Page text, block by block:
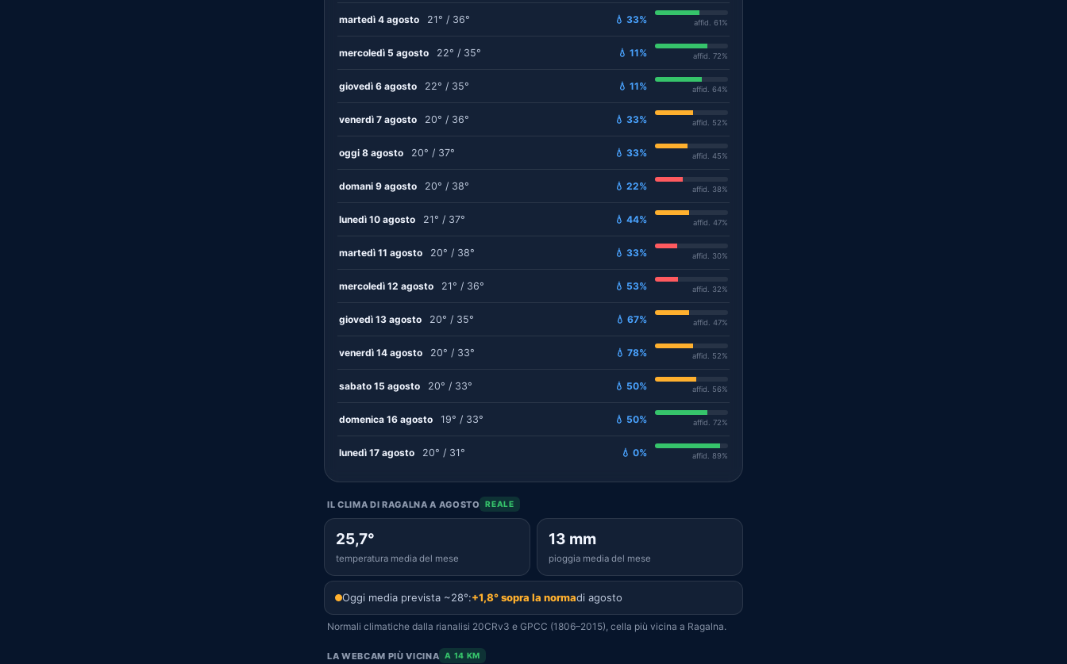
martedì 4 agosto 21° / 36° 💧 33% affid. 61%
mercoledì 5 agosto 22° / 35° 💧 11% affid. 72%
giovedì 6 agosto 22° / 35° 💧 11% affid. 64%
venerdì 7 agosto 20° / 36° 💧 33% affid. 52%
oggi 8 agosto 20° / 37° 💧 33% affid. 45%
domani 9 agosto 20° / 38° 💧 22% affid. 38%
lunedì 10 agosto 21° / 37° 💧 44% affid. 47%
martedì 11 agosto 20° / 38° 💧 33% affid. 30%
mercoledì 12 agosto 21° / 36° 💧 53% affid. 32%
giovedì 13 agosto 20° / 35° 💧 67% affid. 47%
venerdì 14 agosto 20° / 33° 💧 78% affid. 52%
sabato 15 agosto 20° / 33° 💧 50% affid. 56%
domenica 16 agosto 19° / 33° 💧 50% affid. 72%
lunedì 17 agosto 20° / 31° 💧 0% affid. 89%
IL CLIMA DI RAGALNA A AGOSTO REALE
25,7°
temperatura media del mese
13 mm
pioggia media del mese
Oggi media prevista ~28°:+1,8° sopra la normadi agosto
Normali climatiche dalla rianalisi 20CRv3 e GPCC (1806–2015), cella più vicina a Ragalna.
LA WEBCAM PIÙ VICINA A 14 KM